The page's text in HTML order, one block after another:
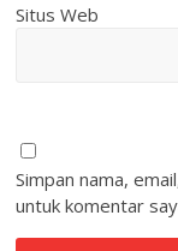
Situs Web
Simpan nama,
untuk komentar